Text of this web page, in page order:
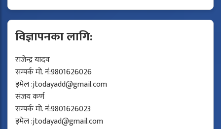
विज्ञापनका लागि:
राजेन्द्र यादव
सम्पर्क मो. नं:9801626026
इमेल :jtodayadd@gmail.com
संजय कर्ण
सम्पर्क मो. नं:9801626023
इमेल :jtodayad@gmail.com